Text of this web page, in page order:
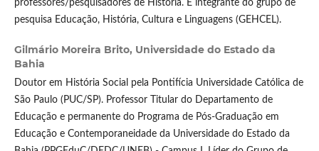
professores/pesquisadores de História. É integrante do grupo de
pesquisa Educação, História, Cultura e Linguagens (GEHCEL).
Gilmário Moreira Brito, Universidade do Estado da
Bahia
Doutor em História Social pela Pontifícia Universidade Católica de
São Paulo (PUC/SP). Professor Titular do Departamento de
Educação e permanente do Programa de Pós-Graduação em
Educação e Contemporaneidade da Universidade do Estado da